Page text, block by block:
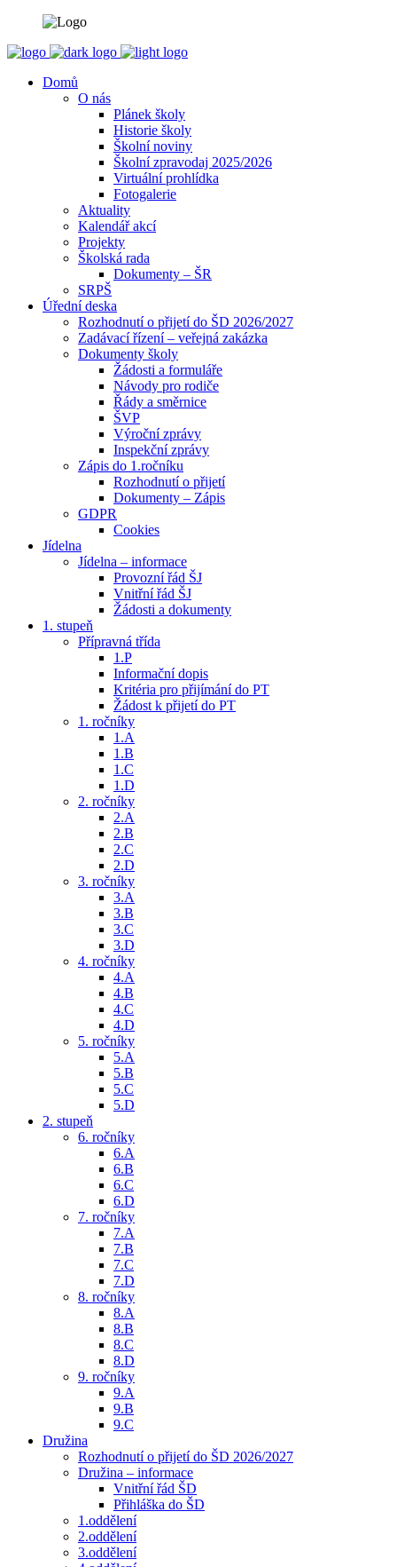
Domů
O nás
Plánek školy
Historie školy
Školní noviny
Školní zpravodaj 2025/2026
Virtuální prohlídka
Fotogalerie
Aktuality
Kalendář akcí
Projekty
Školská rada
Dokumenty – ŠR
SRPŠ
Úřední deska
Rozhodnutí o přijetí do ŠD 2026/2027
Zadávací řízení – veřejná zakázka
Dokumenty školy
Žádosti a formuláře
Návody pro rodiče
Řády a směrnice
ŠVP
Výroční zprávy
Inspekční zprávy
Zápis do 1.ročníku
Rozhodnutí o přijetí
Dokumenty – Zápis
GDPR
Cookies
Jídelna
Jídelna – informace
Provozní řád ŠJ
Vnitřní řád ŠJ
Žádosti a dokumenty
1. stupeň
Přípravná třída
1.P
Informační dopis
Kritéria pro přijímání do PT
Žádost k přijetí do PT
1. ročníky
1.A
1.B
1.C
1.D
2. ročníky
2.A
2.B
2.C
2.D
3. ročníky
3.A
3.B
3.C
3.D
4. ročníky
4.A
4.B
4.C
4.D
5. ročníky
5.A
5.B
5.C
5.D
2. stupeň
6. ročníky
6.A
6.B
6.C
6.D
7. ročníky
7.A
7.B
7.C
7.D
8. ročníky
8.A
8.B
8.C
8.D
9. ročníky
9.A
9.B
9.C
Družina
Rozhodnutí o přijetí do ŠD 2026/2027
Družina – informace
Vnitřní řád ŠD
Přihláška do ŠD
1.oddělení
2.oddělení
3.oddělení